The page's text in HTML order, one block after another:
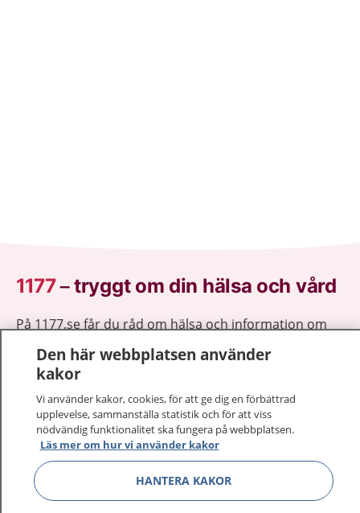
1177–tryggt om din hälsa och vård
På 1177.se får du råd om hälsa och information om
Logga in för att läsa din journal och göra dina
vårdärenden. Ring telefonnummer 1177 för
sjukvårdsrådgivning dygnet runt.
1177 ger dig råd när du vill må bättre.
Den här webbplatsen använder
kakor
Vi använder kakor, cookies, för att ge dig en förbättrad
upplevelse, sammanställa statistik och för att viss
nödvändig funktionalitet ska fungera på webbplatsen.
Läs mer om hur vi använder kakor
HANTERA KAKOR